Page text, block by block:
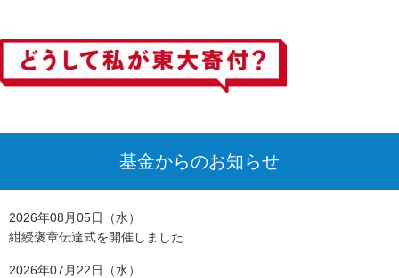
基金からのお知らせ
2026年08月05日（水）
紺綬褒章伝達式を開催しました
2026年07月22日（水）